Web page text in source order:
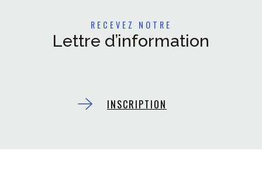
RECEVEZ NOTRE
Lettre d’information
INSCRIPTION